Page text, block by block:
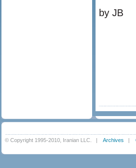
by JB
© Copyright 1995-2010, Iranian LLC. | Archives |